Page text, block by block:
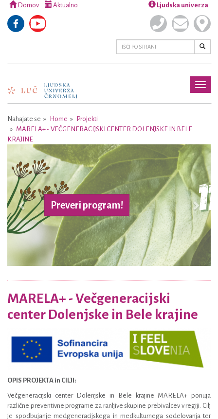
Domov Aktualno Ljudska univerza
Nahajate se Home
Projekti
MARELA+ - VEČGENERACIJSKI CENTER DOLENJSKE IN BELE
KRAJINE
Preveri program!
Previous Next
MARELA+ - Večgeneracijski
center Dolenjske in Bele krajine
OPIS PROJEKTA in CILJI:
Večgeneracijski center Dolenjske in Bele krajine MARELA+ ponuja
različne preventivne programe za ranljive skupine prebivalcev v regiji. Cilj
je spodbujanje medgeneracijskega in medkulturnega sodelovanja ter